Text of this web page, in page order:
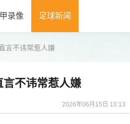
录像 足球新闻
言不讳常惹人嫌
不讳常惹人嫌
2026年06月15日 10:13